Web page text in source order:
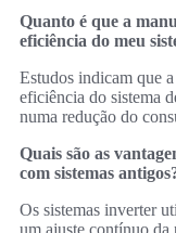
Quanto é que a
eficiência do meu
Estudos indicam que
eficiência do sistema
numa redução do
Quais são as
com sistemas
Os sistemas inverter
um ajuste contínuo da